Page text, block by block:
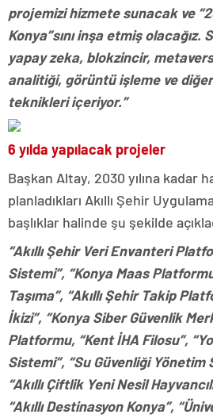
projemizi hizmete sunacak ve
Konya”sını inşa etmiş
yapay zeka, blokzincir,
analitiği, görüntü işleme ve
teknikleri içeriyor.”
6 yılda yapılacak projeler
Başkan Altay, 2030 yılına kadar
planladıkları Akıllı Şehir
başlıklar halinde şu şekilde
“Akıllı Şehir Veri Envanteri
Sistemi”, “Konya Maas
Taşıma”, “Akıllı Şehir Takip
İkizi”, “Konya Siber Güvenlik
Platformu, “Kent İHA Filosu”,
Sistemi”, “Su Güvenliği Yönetim
“Akıllı Çiftlik Yeni Nesil
“Akıllı Destinasyon Konya”,